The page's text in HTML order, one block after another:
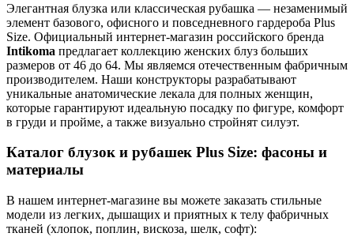
Элегантная блузка или классическая рубашка — незаменимый
элемент базового, офисного и повседневного гардероба Plus
Size. Официальный интернет-магазин российского бренда
Intikoma предлагает коллекцию женских блуз больших
размеров от 46 до 64. Мы являемся отечественным фабричным
производителем. Наши конструкторы разрабатывают
уникальные анатомические лекала для полных женщин,
которые гарантируют идеальную посадку по фигуре, комфорт
в груди и пройме, а также визуально стройнят силуэт.
Каталог блузок и рубашек Plus Size: фасоны и
материалы
В нашем интернет-магазине вы можете заказать стильные
модели из легких, дышащих и приятных к телу фабричных
тканей (хлопок, поплин, вискоза, шелк, софт):